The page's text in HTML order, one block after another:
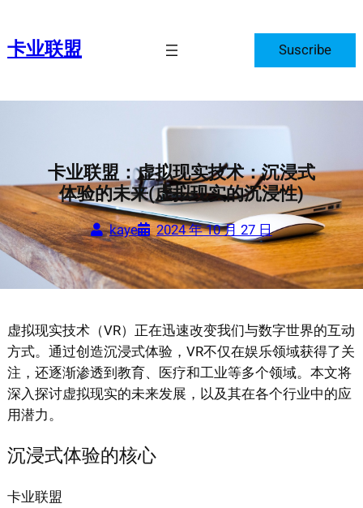
内卡业联盟 Suscribe
卡业联盟：虚拟现实技术：沉浸式
体验的未来(虚拟现实的沉浸性)
kaye 2024 年 10 月 27 日
虚拟现实技术（VR）正在迅速改变我们与数字世界的互动
方式。通过创造沉浸式体验，VR不仅在娱乐领域获得了关
注，还逐渐渗透到教育、医疗和工业等多个领域。本文将
深入探讨虚拟现实的未来发展，以及其在各个行业中的应
用潜力。
沉浸式体验的核心
卡业联盟